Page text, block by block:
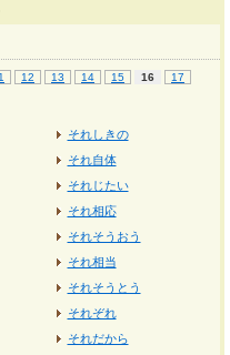
12 13 14 15 16
17
それしきの
それ自体
それじたい
それ相応
それそうおう
それ相当
それそうとう
それぞれ
それだから